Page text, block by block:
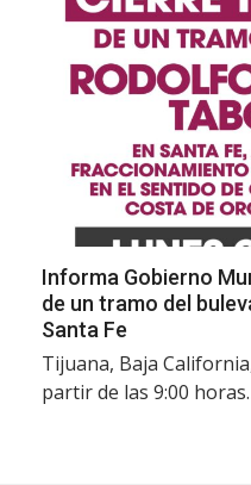
Informa Gobierno
de un tramo del
Santa Fe
Tijuana, Baja
partir de las 9:00